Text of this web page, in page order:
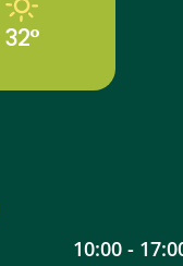
32°
10:00 -